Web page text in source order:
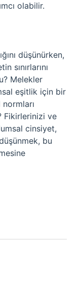
olabilir.
düşünürken,
sınırlarını
Melekler
eşitlik için bir
Fikirlerinizi ve
cinsiyet,
bu